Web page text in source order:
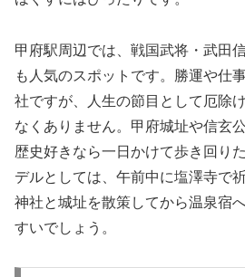
甲府駅周辺では、戦国武将・武田
も人気のスポットです。勝運や仕
社ですが、人生の節目として厄除
なくありません。甲府城址や信玄
歴史好きなら一日かけて歩き回り
デルとしては、午前中に塩澤寺で
神社と城址を散策してから温泉宿
すいでしょう。